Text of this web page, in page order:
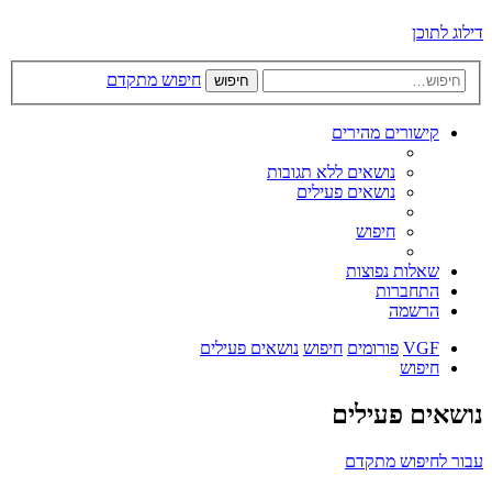
דילוג לתוכן
חיפוש חיפוש מתקדם
קישורים מהירים
נושאים ללא תגובות
נושאים פעילים
חיפוש
שאלות נפוצות
התחברות
הרשמה
VGF פורומים חיפוש נושאים פעילים
חיפוש
נושאים פעילים
עבור לחיפוש מתקדם